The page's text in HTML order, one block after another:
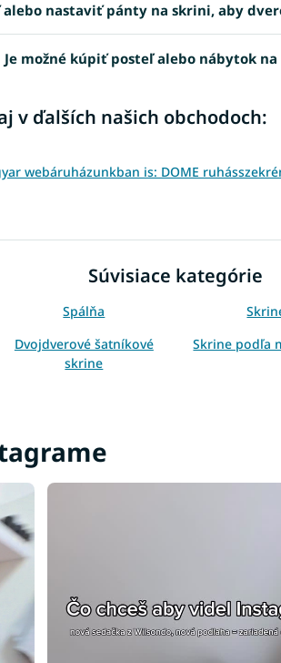
nastaviť pánty na skrini, aby
Je možné kúpiť posteľ alebo nábytok
v ďalších našich obchodoch:
webáruházunkban is: DOME
Súvisiace kategórie
Spálňa
Dvojdverové šatníkové
skrine
Skrine podľa
Policové skrine